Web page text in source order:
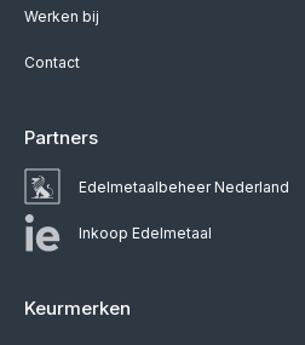
Werken bij
Contact
Partners
Edelmetaalbeheer Nederland
Inkoop Edelmetaal
Keurmerken